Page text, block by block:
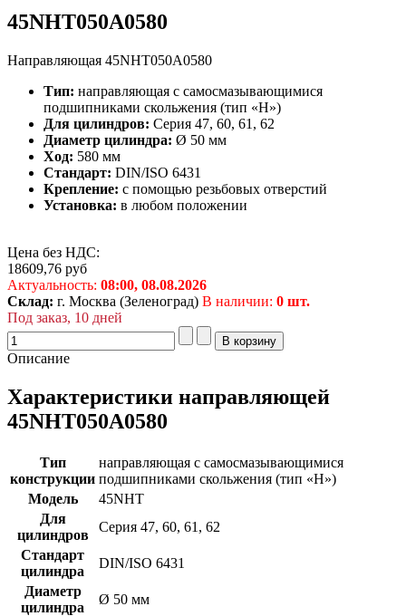
45NHT050A0580
Направляющая 45NHT050A0580
Тип: направляющая с самосмазывающимися
подшипниками скольжения (тип «H»)
Для цилиндров: Серия 47, 60, 61, 62
Диаметр цилиндра: Ø 50 мм
Ход: 580 мм
Стандарт: DIN/ISO 6431
Крепление: с помощью резьбовых отверстий
Установка: в любом положении
Цена без НДС:
18609,76 руб
Актуальность: 08:00, 08.08.2026
Склад: г. Москва (Зеленоград) В наличии: 0 шт.
Под заказ, 10 дней
Описание
Характеристики направляющей
45NHT050A0580
Тип
конструкции
направляющая с самосмазывающимися
подшипниками скольжения (тип «H»)
Модель
45NHT
Для
цилиндров
Серия 47, 60, 61, 62
Стандарт
цилиндра
DIN/ISO 6431
Диаметр
цилиндра
Ø 50 мм